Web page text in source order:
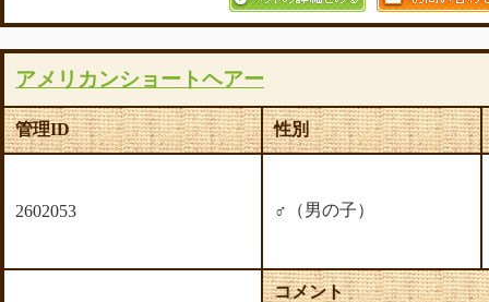
アメリカンショートヘアー
管理ID 性別
2602053 ♂（男の子）
コメント